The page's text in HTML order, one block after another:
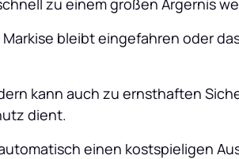
zu einem großen Ärgernis
bleibt eingefahren oder
kann auch zu ernsthaften
dient.
einen kostspieligen